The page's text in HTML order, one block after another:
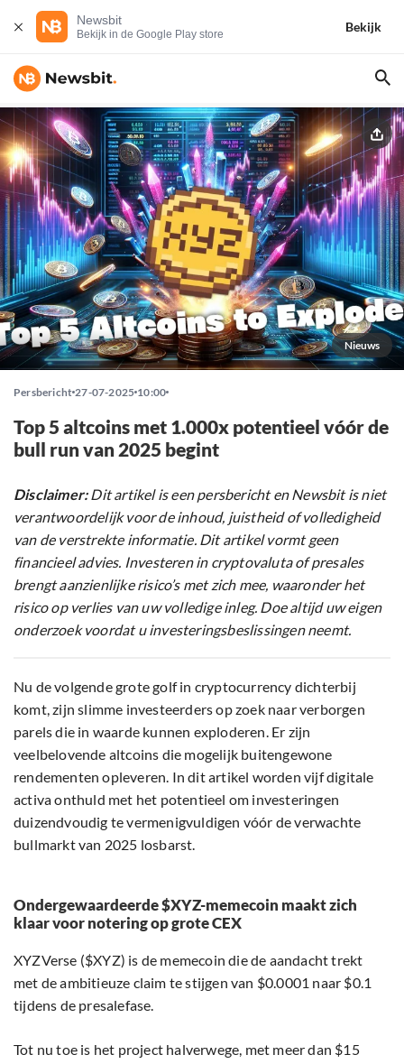
Newsbit
Bekijk in de Google Play store
Bekijk
Nieuws
Persbericht 27-07-2025 10:00
Top 5 altcoins met 1.000x potentieel vóór de
bull run van 2025 begint
Disclaimer:Dit artikel is een persbericht en Newsbit is niet
verantwoordelijk voor de inhoud, juistheid of volledigheid
van de verstrekte informatie. Dit artikel vormt geen
financieel advies. Investeren in cryptovaluta of presales
brengt aanzienlijke risico’s met zich mee, waaronder het
risico op verlies van uw volledige inleg. Doe altijd uw eigen
onderzoek voordat u investeringsbeslissingen neemt.
Nu de volgende grote golf in cryptocurrency dichterbij
komt, zijn slimme investeerders op zoek naar verborgen
parels die in waarde kunnen exploderen. Er zijn
veelbelovende altcoins die mogelijk buitengewone
rendementen opleveren. In dit artikel worden vijf digitale
activa onthuld met het potentieel om investeringen
duizendvoudig te vermenigvuldigen vóór de verwachte
bullmarkt van 2025 losbarst.
Ondergewaardeerde $XYZ-memecoin maakt zich
klaar voor notering op grote CEX
XYZVerse ($XYZ) is de memecoin die de aandacht trekt
met de ambitieuze claim te stijgen van $0.0001 naar $0.1
tijdens de presalefase.
Tot nu toe is het project halverwege, met meer dan $15